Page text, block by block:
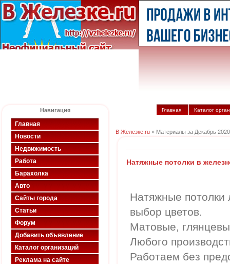
Навигация
Главная
Новости
Недвижимость
Работа
Барахолка
Авто
Сайты города
Статьи
Форум
Добавить объявление
Каталог организаций
Реклама на сайте
Главная Каталог
В Железке.ru » Материалы за Декабрь 2020
Натяжные потолки в
Натяжные
выбор цветов.
Матовые,
Любого
Работаем без